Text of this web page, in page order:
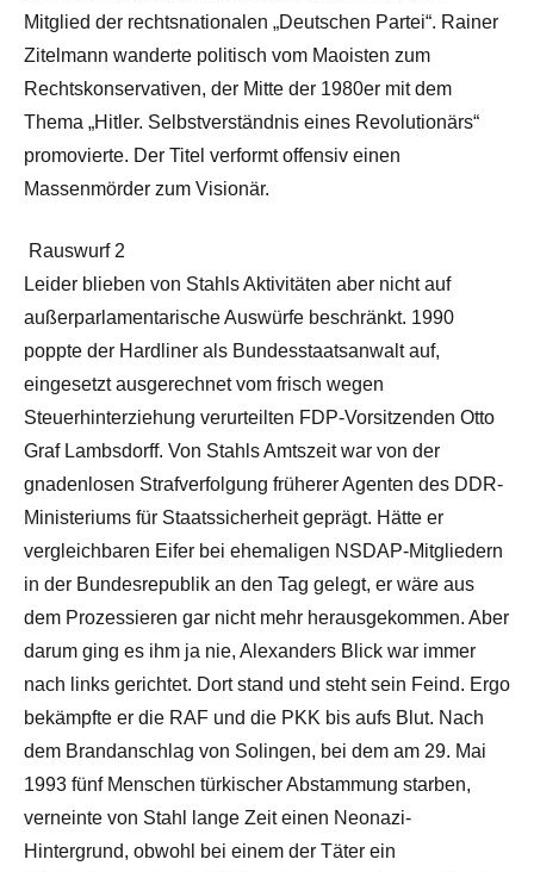
Mitglied der rechtsnationalen „Deutschen Partei“. Rainer
Zitelmann wanderte politisch vom Maoisten zum
Rechtskonservativen, der Mitte der 1980er mit dem
Thema „Hitler. Selbstverständnis eines Revolutionärs“
promovierte. Der Titel verformt offensiv einen
Massenmörder zum Visionär.
Rauswurf 2
Leider blieben von Stahls Aktivitäten aber nicht auf
außerparlamentarische Auswürfe beschränkt. 1990
poppte der Hardliner als Bundesstaatsanwalt auf,
eingesetzt ausgerechnet vom frisch wegen
Steuerhinterziehung verurteilten FDP-Vorsitzenden Otto
Graf Lambsdorff. Von Stahls Amtszeit war von der
gnadenlosen Strafverfolgung früherer Agenten des DDR-
Ministeriums für Staatssicherheit geprägt. Hätte er
vergleichbaren Eifer bei ehemaligen NSDAP-Mitgliedern
in der Bundesrepublik an den Tag gelegt, er wäre aus
dem Prozessieren gar nicht mehr herausgekommen. Aber
darum ging es ihm ja nie, Alexanders Blick war immer
nach links gerichtet. Dort stand und steht sein Feind. Ergo
bekämpfte er die RAF und die PKK bis aufs Blut. Nach
dem Brandanschlag von Solingen, bei dem am 29. Mai
1993 fünf Menschen türkischer Abstammung starben,
verneinte von Stahl lange Zeit einen Neonazi-
Hintergrund, obwohl bei einem der Täter ein